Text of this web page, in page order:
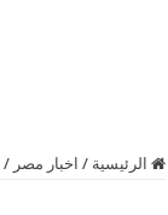
الرئيسية / اخبار مصر /